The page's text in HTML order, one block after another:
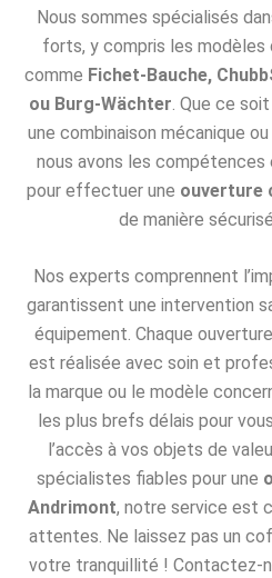
Nous sommes spécialisés
forts, y compris les modèles
comme Fichet-Bauche,
ou Burg-Wächter . Que ce
une combinaison mécanique
nous avons les
pour effectuer une ouverture
de manière
Nos experts comprennent
garantissent une intervention
équipement. Chaque
est réalisée avec soin et
la marque ou le modèle
les plus brefs délais pour
l’accès à vos objets de
spécialistes fiables pour une
Andrimont, notre service est
attentes. Ne laissez pas un
votre tranquillité ! Contactez-